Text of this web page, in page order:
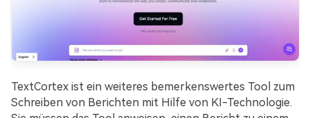
TextCortex ist ein weiteres bemerkenswertes Tool zum
Schreiben von Berichten mit Hilfe von KI-Technologie.